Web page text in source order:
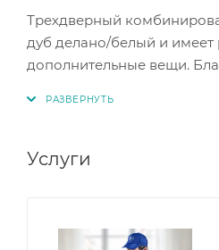
Трехдверный
дуб делано/белый и имеет
дополнительные вещи.
Услуги